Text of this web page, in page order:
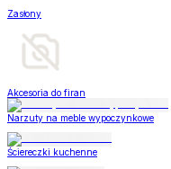
Zasłony
Akcesoria do firan
Narzuty na meble wypoczynkowe
Ściereczki kuchenne